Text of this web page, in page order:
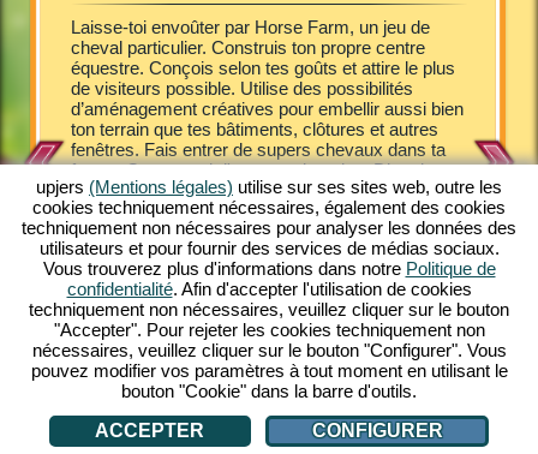
des
un jeu
un
Laisse-toi envoûter par Horse Farm, un jeu de
cheval particulier. Construis ton propre centre
équestre. Conçois selon tes goûts et attire le plus
de visiteurs possible. Utilise des possibilités
d’aménagement créatives pour embellir aussi bien
ton terrain que tes bâtiments, clôtures et autres
fenêtres. Fais entrer de supers chevaux dans ta
ferme. Occupe-toi d'eux et soigne-les. Divertis et
sers tes visiteurs. Bichonne-les avec quelques
délices et héberge-les dans de confortables gîtes.
Horse Farm te fait plonger dans un cadre
fascinant. Avec un look comic coloré, Horse Farm
t'offre de multiples plaisirs de jeu hors pair.
Possède différentes races de chevaux dans ton
ranch. Découvre cet unique jeu en ligne
gratuitement sur ton PC. Viens jouer!
naître
au pur-
poney
entrer
Tout ce
upjers (Mentions légales) utilise sur ses sites web, outre les
cookies techniquement nécessaires, également des cookies
techniquement non nécessaires pour analyser les données des
utilisateurs et pour fournir des services de médias sociaux.
Vous trouverez plus d'informations dans notre Politique de
confidentialité. Afin d'accepter l'utilisation de cookies
techniquement non nécessaires, veuillez cliquer sur le bouton
"Accepter". Pour rejeter les cookies techniquement non
nécessaires, veuillez cliquer sur le bouton "Configurer". Vous
pouvez modifier vos paramètres à tout moment en utilisant le
bouton "Cookie" dans la barre d'outils.
ACCEPTER
CONFIGURER